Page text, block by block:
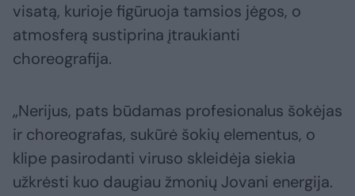
visatą, kurioje figūruoja tamsios jėgos, o
atmosferą sustiprina įtraukianti
choreografija.
„Nerijus, pats būdamas profesionalus šokėjas
ir choreografas, sukūrė šokių elementus, o
klipe pasirodanti viruso skleidėja siekia
užkrėsti kuo daugiau žmonių Jovani energija.